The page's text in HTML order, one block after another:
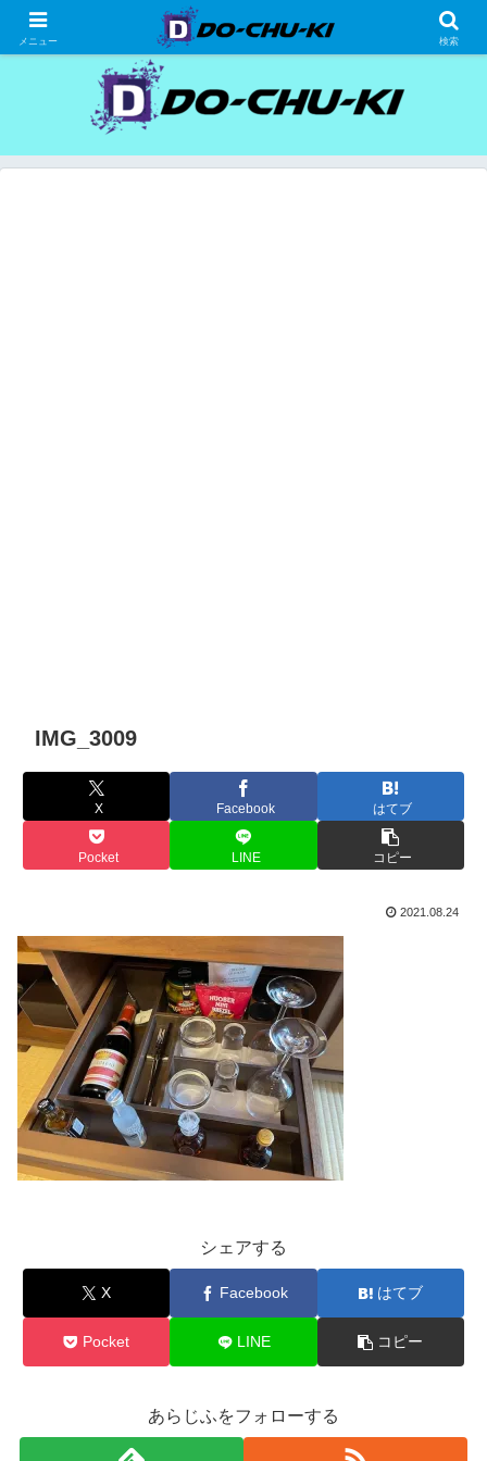
高級ホテルの格安宿泊研究、宿泊記
IMG_3009
X Facebook はてブ
Pocket LINE コピー
2021.08.24
シェアする
X Facebook はてブ
Pocket LINE コピー
あらじふをフォローする
メニュー 検索